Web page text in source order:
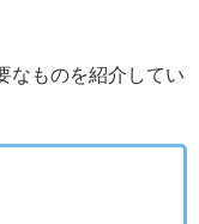
なものを紹介してい